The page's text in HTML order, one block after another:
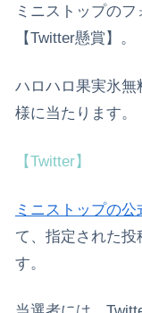
ミニストップの
【Twitter懸賞】。
ハロハロ果実氷無
様に当たります。
【Twitter】
ミニストップの公
て、指定された投
す。